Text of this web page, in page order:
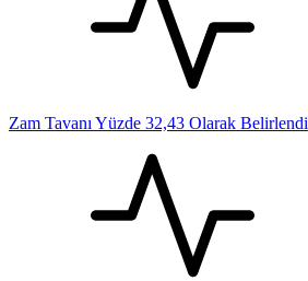
Zam Tavanı Yüzde 32,43 Olarak Belirlendi